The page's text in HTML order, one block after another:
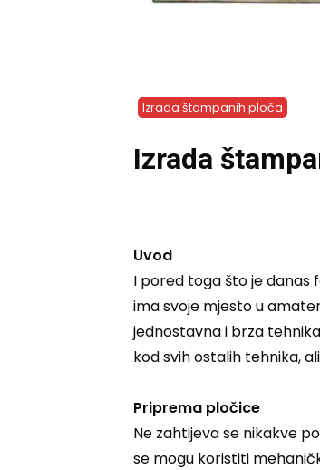
Izrada štampanih ploča
Izrada
Uvod
I pored toga što je danas
ima svoje mjesto u
jednostavna i brza
kod svih ostalih tehnika,
Priprema pločice
Ne zahtijeva se nikakve
se mogu koristiti